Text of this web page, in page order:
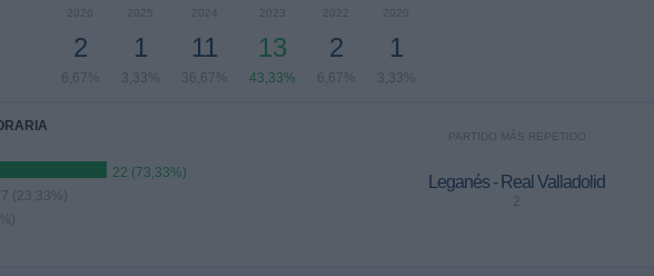
2026
2
6,67%
2025
1
3,33%
2024
11
36,67%
2023
13
43,33%
2022
2
6,67%
2020
1
3,33%
22 (73,33%)
7 (23,33%)
PARTIDO MÁS REPETIDO
Leganés - Real Valladolid
2